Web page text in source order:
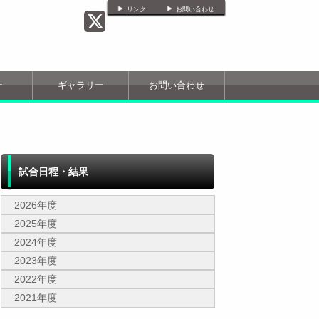
リンク お問い合わせ
ギャラリー お問い合わせ
試合日程・結果
2026年度
2025年度
2024年度
2023年度
2022年度
2021年度